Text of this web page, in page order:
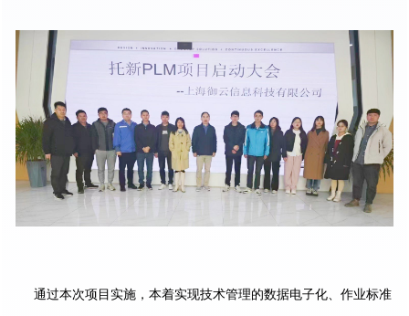
通过本次项目实施，本着实现技术管理的数据电子化、作业标准